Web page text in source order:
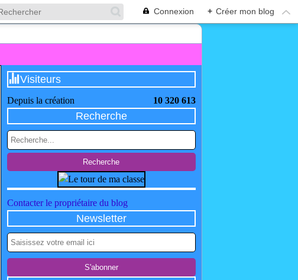
Connexion + Créer mon blog
Visiteurs
Depuis la création 10 320 613
Recherche
Contacter le propriétaire du blog
Newsletter